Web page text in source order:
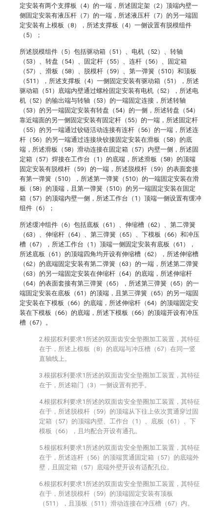
定安装有两个支撑板（4）的一端，所述固定架（2）顶端内壁一
侧固定安装有液压杆（7）的一端，所述液压杆（7）的另一端固
定安装有上模板（8），所述支撑板（4）一侧设置有脱模组件
（5）；
所述脱模组件（5）包括驱动箱（51）、电机（52）、转轴
（53）、转盘（54）、固定杆（55）、连杆（56）、固定箱
（57）、滑板（58）、脱模杆（59）、第一弹簧（510）和顶板
（511），所述支撑板（4）一侧固定安装有驱动箱（51），所述
驱动箱（51）底端内壁通过螺栓固定安装有电机（52），所述电
机（52）的输出端与转轴（53）的一端固定连接，所述转轴
（53）的另一端固定安装有转盘（54）的一侧，所述转盘（54）
靠近端面的另一侧固定安装有固定杆（55）的一端，所述固定杆
（55）的另一端通过铰链活动连接有连杆（56）的一端，所述连
杆（56）的另一端通过连接块铰接固定安装在滑板（58）的底
端，所述滑板（58）滑动连接在固定箱（57）内壁一侧，所述固
定箱（57）焊接在工作台（1）的底端，所述滑板（58）的顶端
固定安装有脱模杆（59）的一端，所述脱模杆（59）的表面套接
有第一弹簧（510），所述第一弹簧（510）的一端固定安装在滑
板（58）的顶端，且第一弹簧（510）的另一端固定安装在固定
箱（57）的顶端内壁一侧，所述工作台（1）顶端一侧设置有缓冲
组件（6）；
所述缓冲组件（6）包括底板（61）、伸缩槽（62）、第二弹簧
（63）、伸缩杆（64）、第三弹簧（65）、下模板（66）和冲压
槽（67），所述工作台（1）顶端一侧固定安装有底板（61），
所述底板（61）的顶端四角均开设有伸缩槽（62），所述伸缩槽
（62）的底端固定安装有第二弹簧（63）的一端，所述第二弹簧
（63）的另一端固定安装在伸缩杆（64）的底端，所述伸缩杆
（64）的表面套接有第三弹簧（65），所述第三弹簧（65）的一
端固定安装在底板（61）的顶端，且第三弹簧（65）的另一端固
定安装在下模板（66）的底端，所述伸缩杆（64）的顶端固定安
装在下模板（66）的底端，所述下模板（66）的顶端开设有冲压
槽（67）。
2.根据权利要求1所述的双面齿安全垫圈加工装置，其特征
在于，所述上模板（8）的底端与冲压槽（67）在同一竖
直轴线上。
3.根据权利要求1所述的双面齿安全垫圈加工装置，其特征
在于，所述箱门（3）一侧设置有把手。
4.根据权利要求1所述的双面齿安全垫圈加工装置，其特征
在于，所述脱模杆（59）的顶端从下往上依次贯通穿过固
定箱（57）的顶端内壁、工作台（1）、底板（61）、下
模板（66），且均配合开设有通孔。
5.根据权利要求1所述的双面齿安全垫圈加工装置，其特征
在于，所述连杆（56）的顶端贯通固定箱（57）的底端外
壁，且固定箱（57）底端外壁开设有适配孔位。
6.根据权利要求1所述的双面齿安全垫圈加工装置，其特征
在于，所述脱模杆（59）的顶端固定安装有顶板
（511），且顶板（511）滑动连接在冲压槽（67）内。